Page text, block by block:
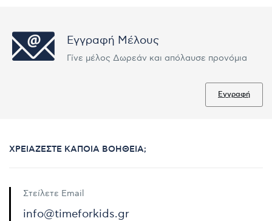
Εγγραφή Μέλους
Γίνε μέλος Δωρεάν και απόλαυσε προνόμια
Εγγραφή
ΧΡΕΙΆΖΕΣΤΕ ΚΆΠΟΙΑ ΒΟΉΘΕΙΑ;
Στείλετε Email
info@timeforkids.gr